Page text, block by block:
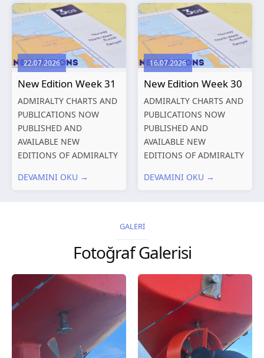
Charts published 13
August 2026 Chart
Title, limits
and other remarks
319
International chart
Charts published 06
August 2026 Chart Title,
limits and other remarks
1602 China – Chang...
22.07.2026
New Edition Week 31
ADMIRALTY CHARTS AND
PUBLICATIONS NOW
PUBLISHED AND
AVAILABLE NEW
EDITIONS OF ADMIRALTY
PUBLICATIONS New
remarks 127 Korea
DEVAMINI OKU →
16.07.2026
New Edition Week 30
ADMIRALTY CHARTS AND
PUBLICATIONS NOW
PUBLISHED AND
AVAILABLE NEW
EDITIONS OF ADMIRALTY
PUBLICATIONS New
2026 Chart
Title, limits and other
remarks 67 Gulf of...
DEVAMINI OKU →
GALERİ
Fotoğraf Galerisi
galeri 3